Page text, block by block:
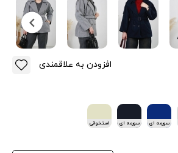
سورمه ای
سورمه ای
استخوانی
افزودن به علاقمندی